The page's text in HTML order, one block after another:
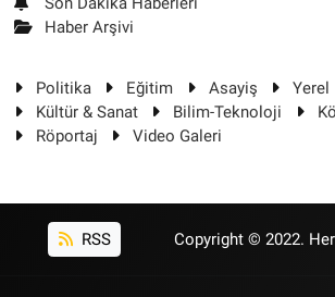
Haber Arşivi
Politika Eğitim Asayiş Yerel
Kültür & Sanat
Bilim-Teknoloji
Röportaj
Video Galeri
RSS Copyright © 2022. Her